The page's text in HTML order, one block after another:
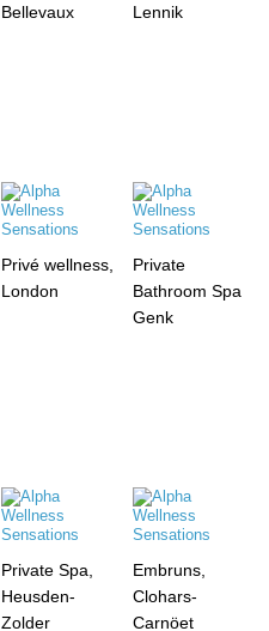
Bellevaux
Lennik
Privé wellness,
London
Private
Bathroom Spa
Genk
Private Spa,
Heusden-
Zolder
Embruns,
Clohars-
Carnöet